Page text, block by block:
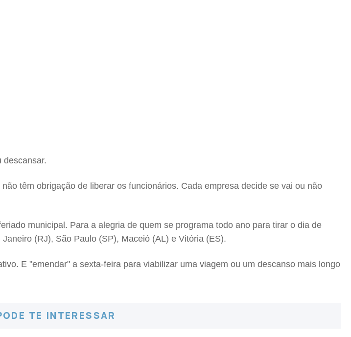
descansar.
têm obrigação de liberar os funcionários. Cada empresa decide se vai ou não
municipal. Para a alegria de quem se programa todo ano para tirar o dia de
(RJ), São Paulo (SP), Maceió (AL) e Vitória (ES).
E "emendar" a sexta-feira para viabilizar uma viagem ou um descanso mais longo
TE INTERESSAR